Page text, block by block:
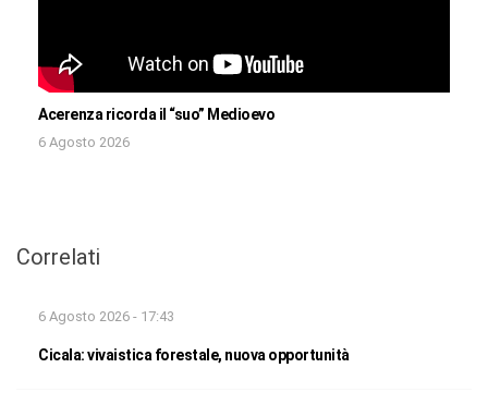
Acerenza ricorda il “suo” Medioevo
6 Agosto 2026
Correlati
6 Agosto 2026 - 17:43
Cicala: vivaistica forestale, nuova opportunità